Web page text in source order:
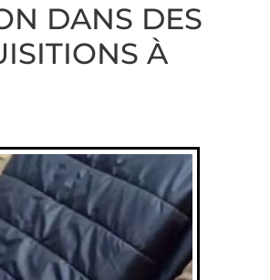
DANS DES
À